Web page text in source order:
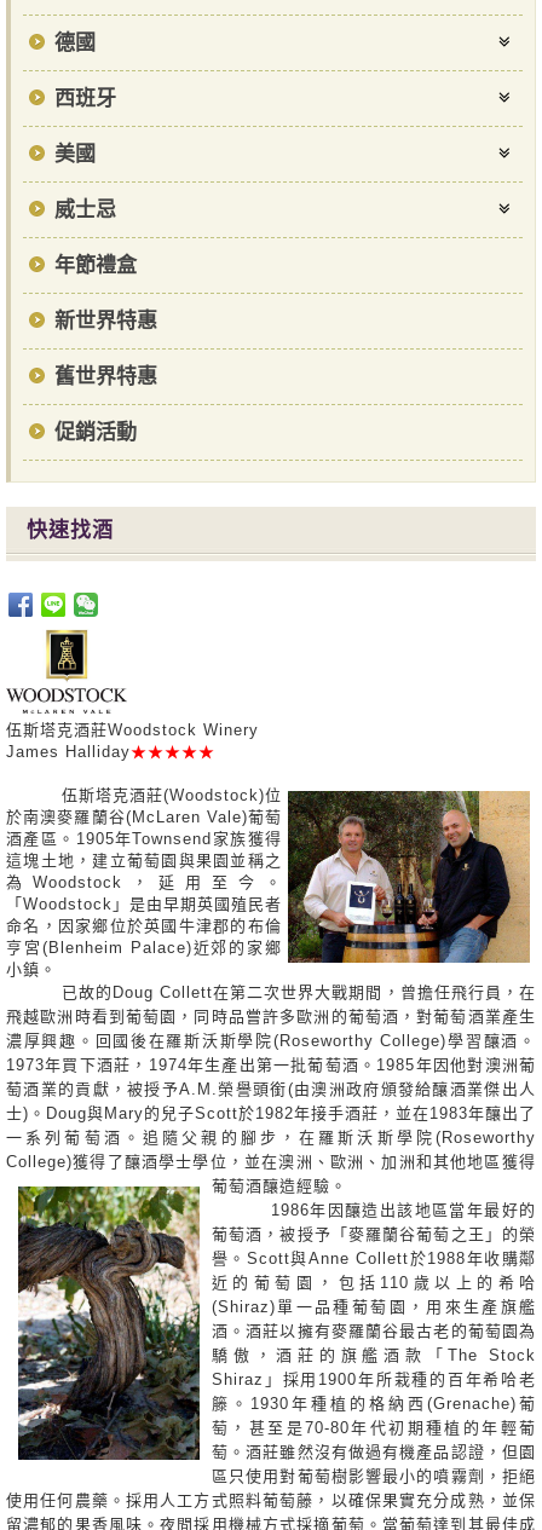
德國
西班牙
美國
威士忌
年節禮盒
新世界特惠
舊世界特惠
促銷活動
快速找酒
伍斯塔克酒莊Woodstock Winery
James Halliday★★★★★
伍斯塔克酒莊(Woodstock)位
於南澳麥羅蘭谷(McLaren Vale)葡萄
酒產區。1905年Townsend家族獲得
這塊土地，建立葡萄園與果園並稱之
為Woodstock，延用至今。
「Woodstock」是由早期英國殖民者
命名，因家鄉位於英國牛津郡的布倫
亨宮(Blenheim Palace)近郊的家鄉
小鎮。
已故的Doug Collett在第二次世界大戰期間，曾擔任飛行員，在
飛越歐洲時看到葡萄園，同時品嘗許多歐洲的葡萄酒，對葡萄酒業產生
濃厚興趣。回國後在羅斯沃斯學院(Roseworthy College)學習釀酒。
1973年買下酒莊，1974年生產出第一批葡萄酒。1985年因他對澳洲葡
萄酒業的貢獻，被授予A.M.榮譽頭銜(由澳洲政府頒發給釀酒業傑出人
士)。 Doug與Mary的兒子Scott於1982年接手酒莊，並在1983年釀出了
一系列葡萄酒。追隨父親的腳步，在羅斯沃斯學院(Roseworthy
College)獲得了釀酒學士學位，並在澳洲、歐洲、加洲和其他地區 獲得
葡萄酒釀造經驗。
1986年因釀造出該地區當年最好的
葡萄酒，被授予「麥羅蘭谷葡萄之王」的榮
譽。 Scott與Anne Collett於1988年收購鄰
近的葡萄園，包括110歲以上的希哈
(Shiraz)單一品種葡萄園，用來生產旗艦
酒。酒莊以擁有麥羅蘭谷最古老的葡萄園為
驕傲，酒莊的 旗艦酒款「The Stock
Shiraz」採用1900年所栽種的百年希哈老
籐。1930年種植的格納西(Grenache)葡
萄，甚至是70-80年代初期種植的年輕葡
萄。酒莊雖然沒有做過有機產品認證，但園
區只使用對葡萄樹影響最小的噴霧劑，拒絕
使用任何農藥。採用人工方式照料葡萄藤，以確保果實充分成熟，並保
留濃郁的果香風味。夜間採用機械方式採摘葡萄。當葡萄達到其最佳成